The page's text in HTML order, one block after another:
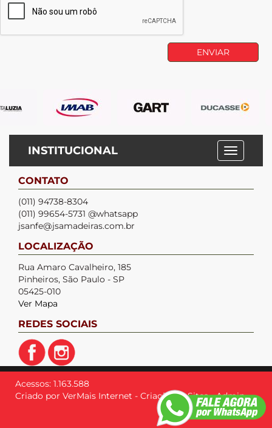
INSTITUCIONAL
CONTATO
(011) 94738-8304
(011) 99654-5731 @whatsapp
jsanfe@jsamadeiras.com.br
LOCALIZAÇÃO
Rua Amaro Cavalheiro, 185
Pinheiros, São Paulo - SP
05425-010
Ver Mapa
REDES SOCIAIS
Acessos: 1.163.588
Criado por VerMais Internet - Criação de Sites-Admin